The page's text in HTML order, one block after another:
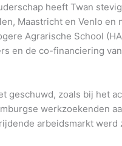
heeft Twan
Maastricht en Venlo en
Agrarische School
en de co-financiering
geschuwd, zoals bij het
werkzoekenden
arbeidsmarkt werd